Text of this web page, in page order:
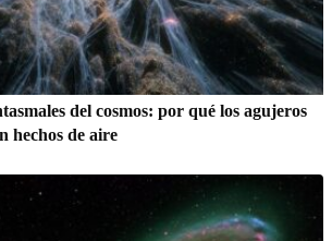
del cosmos: por qué los agujeros
hechos de aire